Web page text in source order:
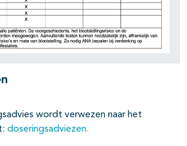
wordt verwezen naar het
doseringsadviezen.